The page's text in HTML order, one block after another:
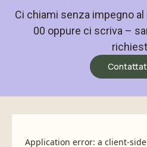
Ci chiami senza impegno
00 oppure ci scriva –